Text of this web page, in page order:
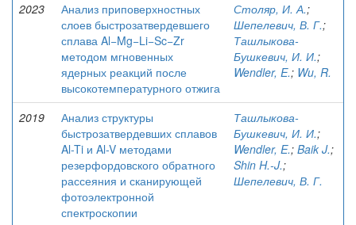
2023
Анализ приповерхностных
слоев быстрозатвердевшего
сплава Al−Mg−Li−Sc−Zr
методом мгновенных
ядерных реакций после
высокотемпературного отжига
Столяр, И. А.;
Шепелевич, В. Г.;
Ташлыкова-
Бушкевич, И. И.;
Wendler, E.; Wu, R.
2019
Анализ структуры
быстрозатвердевших сплавов
Al-Ti и Al-V методами
резерфордовского обратного
рассеяния и сканирующей
фотоэлектронной
спектроскопии
Ташлыкова-
Бушкевич, И. И.;
Wendler, E.; Baik J.;
Shin H.-J.;
Шепелевич, В. Г.